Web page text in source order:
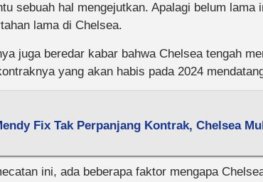
sebuah hal mengejutkan. Apalagi belum lama
lama di Chelsea.
juga beredar kabar bahwa Chelsea tengah
yang akan habis pada 2024
Fix Tak Perpanjang Kontrak, Chelsea
ini, ada beberapa faktor mengapa